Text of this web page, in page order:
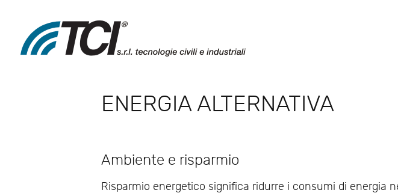
ENERGIA ALTERNATIVA
Ambiente e risparmio
Risparmio energetico significa ridurre i consumi di energia